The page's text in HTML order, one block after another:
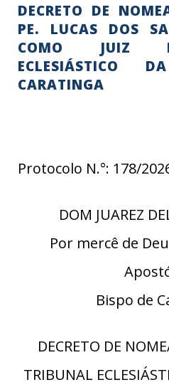
DECRETO DE
PE. LUCAS DOS
COMO JUIZ
ECLESIÁSTICO
CARATINGA
Protocolo N.°: 178/
DOM JUAREZ
Por mercê de
Bispo de
DECRETO DE
TRIBUNAL